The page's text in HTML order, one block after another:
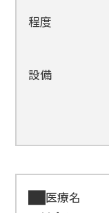
程度
設備
医療名